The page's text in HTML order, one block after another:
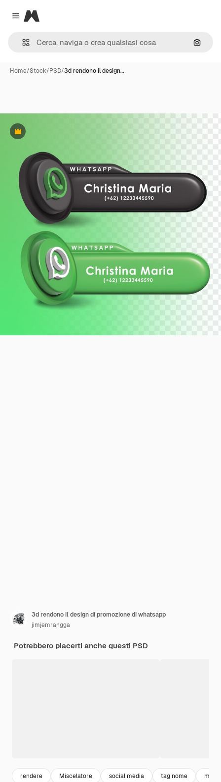
Close menu
Magnific
Cerca
Home/Stock/PSD/3d rendono il design…
Premium
3d rendono il design di promozione di whatsapp
jimjemrangga
Potrebbero piacerti anche questi PSD
rendere Miscelatore social media tag nome